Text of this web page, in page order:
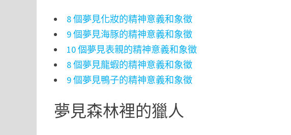
8 個夢見化妝的精神意義和象徵
9 個夢見海豚的精神意義和象徵
10 個夢見表親的精神意義和象徵
8 個夢見龍蝦的精神意義和象徵
9 個夢見鴨子的精神意義和象徵
夢見森林裡的獵人